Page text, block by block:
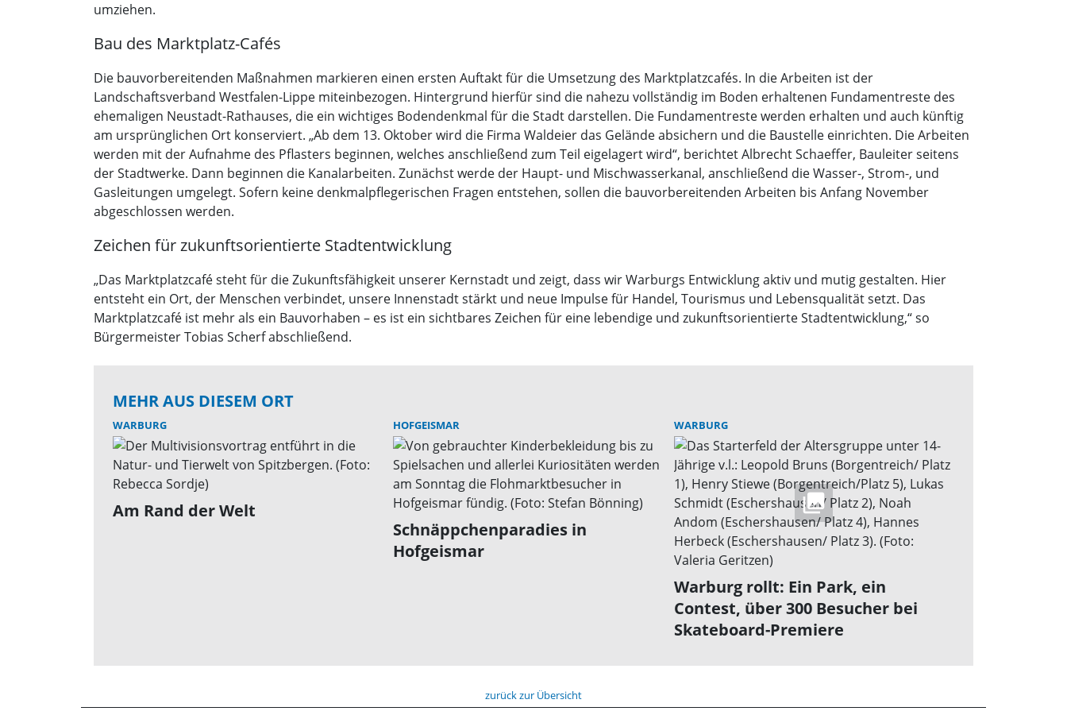
umziehen.
Bau des Marktplatz-Cafés
Die bauvorbereitenden Maßnahmen markieren einen ersten Auftakt für die Umsetzung des Marktplatzcafés. In die Arbeiten ist der
Landschaftsverband Westfalen-Lippe miteinbezogen. Hintergrund hierfür sind die nahezu vollständig im Boden erhaltenen Fundamentreste des
ehemaligen Neustadt-Rathauses, die ein wichtiges Bodendenkmal für die Stadt darstellen. Die Fundamentreste werden erhalten und auch künftig
am ursprünglichen Ort konserviert. „Ab dem 13. Oktober wird die Firma Waldeier das Gelände absichern und die Baustelle einrichten. Die Arbeiten
werden mit der Aufnahme des Pflasters beginnen, welches anschließend zum Teil eigelagert wird“, berichtet Albrecht Schaeffer, Bauleiter seitens
der Stadtwerke. Dann beginnen die Kanalarbeiten. Zunächst werde der Haupt- und Mischwasserkanal, anschließend die Wasser-, Strom-, und
Gasleitungen umgelegt. Sofern keine denkmalpflegerischen Fragen entstehen, sollen die bauvorbereitenden Arbeiten bis Anfang November
abgeschlossen werden.
Zeichen für zukunftsorientierte Stadtentwicklung
„Das Marktplatzcafé steht für die Zukunftsfähigkeit unserer Kernstadt und zeigt, dass wir Warburgs Entwicklung aktiv und mutig gestalten. Hier
entsteht ein Ort, der Menschen verbindet, unsere Innenstadt stärkt und neue Impulse für Handel, Tourismus und Lebensqualität setzt. Das
Marktplatzcafé ist mehr als ein Bauvorhaben – es ist ein sichtbares Zeichen für eine lebendige und zukunftsorientierte Stadtentwicklung,“ so
Bürgermeister Tobias Scherf abschließend.
MEHR AUS DIESEM ORT
WARBURG
Am Rand der Welt
HOFGEISMAR
Schnäppchenparadies in
Hofgeismar
WARBURG
Warburg rollt: Ein Park, ein
Contest, über 300 Besucher bei
Skateboard-Premiere
zurück zur Übersicht